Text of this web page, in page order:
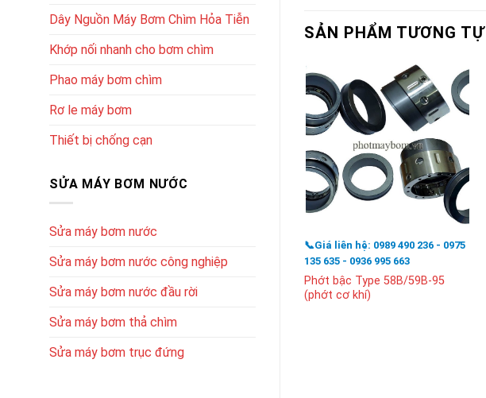
Dây Nguồn Máy Bơm Chìm Hỏa Tiễn
Khớp nối nhanh cho bơm chìm
Phao máy bơm chìm
Rơ le máy bơm
Thiết bị chống cạn
SỬA MÁY BƠM NƯỚC
Sửa máy bơm nước
Sửa máy bơm nước công nghiệp
Sửa máy bơm nước đầu rời
Sửa máy bơm thả chìm
Sửa máy bơm trục đứng
SẢN PHẨM TƯƠNG TỰ
📞Giá liên hệ: 0989 490 236 - 0975
135 635 - 0936 995 663
Phớt bậc Type 58B/59B-95
(phớt cơ khí)